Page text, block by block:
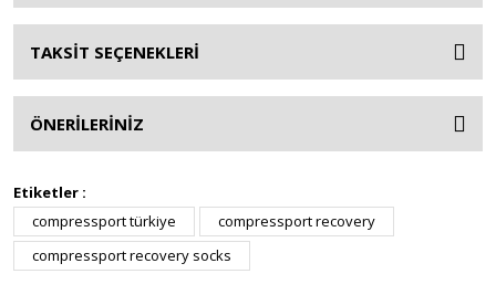
TAKSİT SEÇENEKLERİ
ÖNERİLERİNİZ
Etiketler :
compressport türkiye
compressport recovery
compressport recovery socks